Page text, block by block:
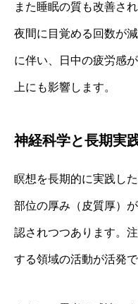
また睡眠の質も改善さ
夜間に目覚める回数が
に伴い、日中の疲労感
上にも影響します。
神経科学と長期実
瞑想を長期的に実践し
部位の厚み（皮質厚）
認されつつあります。
する領域の活動が活発